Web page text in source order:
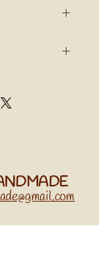
sèche-linge. Ne